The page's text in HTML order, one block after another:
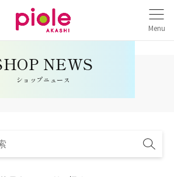
Menu
ショップニュース